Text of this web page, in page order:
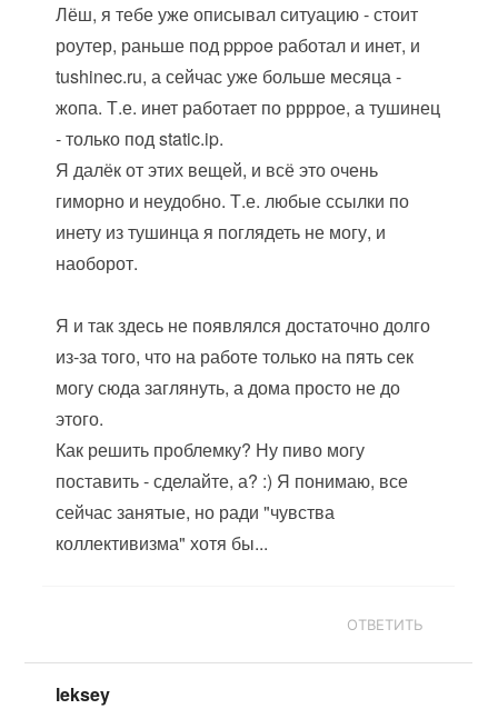
Лёш, я тебе уже описывал ситуацию - стоит
роутер, раньше под pppoe работал и инет, и
tushinec.ru, а сейчас уже больше месяца -
жопа. Т.е. инет работает по ррррое, а тушинец
- только под static.ip.
Я далёк от этих вещей, и всё это очень
гиморно и неудобно. Т.е. любые ссылки по
инету из тушинца я поглядеть не могу, и
наоборот.
Я и так здесь не появлялся достаточно долго
из-за того, что на работе только на пять сек
могу сюда заглянуть, а дома просто не до
этого.
Как решить проблемку? Ну пиво могу
поставить - сделайте, а? :) Я понимаю, все
сейчас занятые, но ради "чувства
коллективизма" хотя бы...
ОТВЕТИТЬ
leksey